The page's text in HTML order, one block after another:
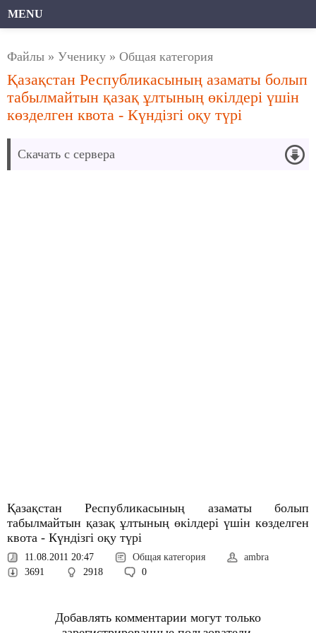
MENU
Файлы » Ученику » Общая категория
Қазақстан Республикасының азаматы болып
табылмайтын қазақ ұлтының өкілдері үшін
көзделген квота - Күндізгі оқу түрі
Скачать с сервера
Қазақстан Республикасының азаматы болып
табылмайтын қазақ ұлтының өкілдері үшін көзделген
квота - Күндізгі оқу түрі
11.08.2011 20:47 Общая категория
ambra
3691
2918 0
Добавлять комментарии могут только